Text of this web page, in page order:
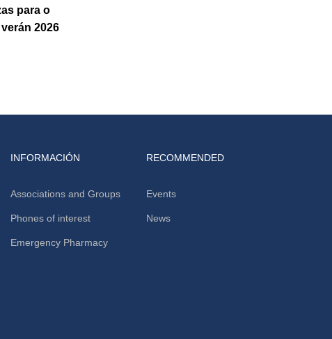
para o
2026
INFORMACIÓN
Associations and Groups
Phones of interest
Emergency Pharmacy
RECOMMENDED
Events
News